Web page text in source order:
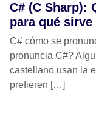
C# (C Sharp):
para qué sirve
C# cómo se
pronuncia C#?
castellano usan la
prefieren […]